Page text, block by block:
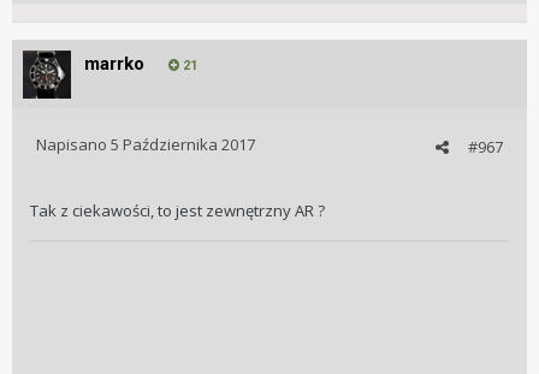
marrko 21
#967
Napisano 5 Października 2017
Tak z ciekawości, to jest zewnętrzny AR ?